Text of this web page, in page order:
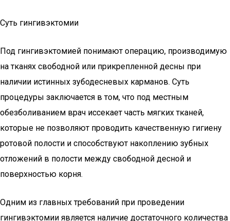
Суть гингивэктомии
Под гингивэктомией понимают операцию, производимую
на тканях свободной или прикрепленной десны при
наличии истинных зубодесневых карманов. Суть
процедуры заключается в том, что под местным
обезболиванием врач иссекает часть мягких тканей,
которые не позволяют проводить качественную гигиену
ротовой полости и способствуют накоплению зубных
отложений в полости между свободной десной и
поверхностью корня.
Одним из главных требований при проведении
гингивэктомии является наличие достаточного количества